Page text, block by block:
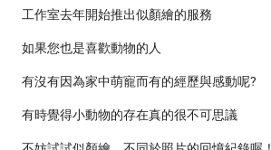
工作室去年開始推出似顏繪的服務
如果您也是喜歡動物的人
有沒有因為家中萌寵而有的經歷與感動呢?
有時覺得小動物的存在真的很不可思議